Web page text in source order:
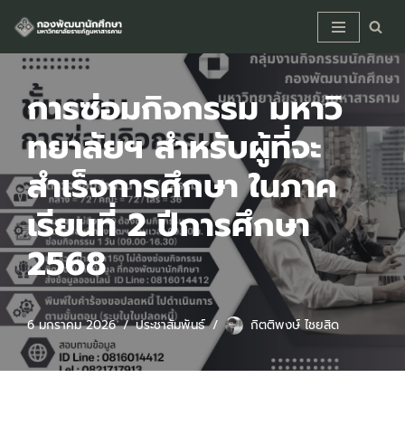
Skip
to
content
การซ่อมกิจกรรม มหาวิ
ทยาลัยฯ สำหรับผู้ที่จะ
สำเร็จการศึกษา ในภาค
เรียนที่ 2 ปีการศึกษา
2568
6 มกราคม 2026 ประชาสัมพันธ์ กิตติพงษ์ ไชยสิด